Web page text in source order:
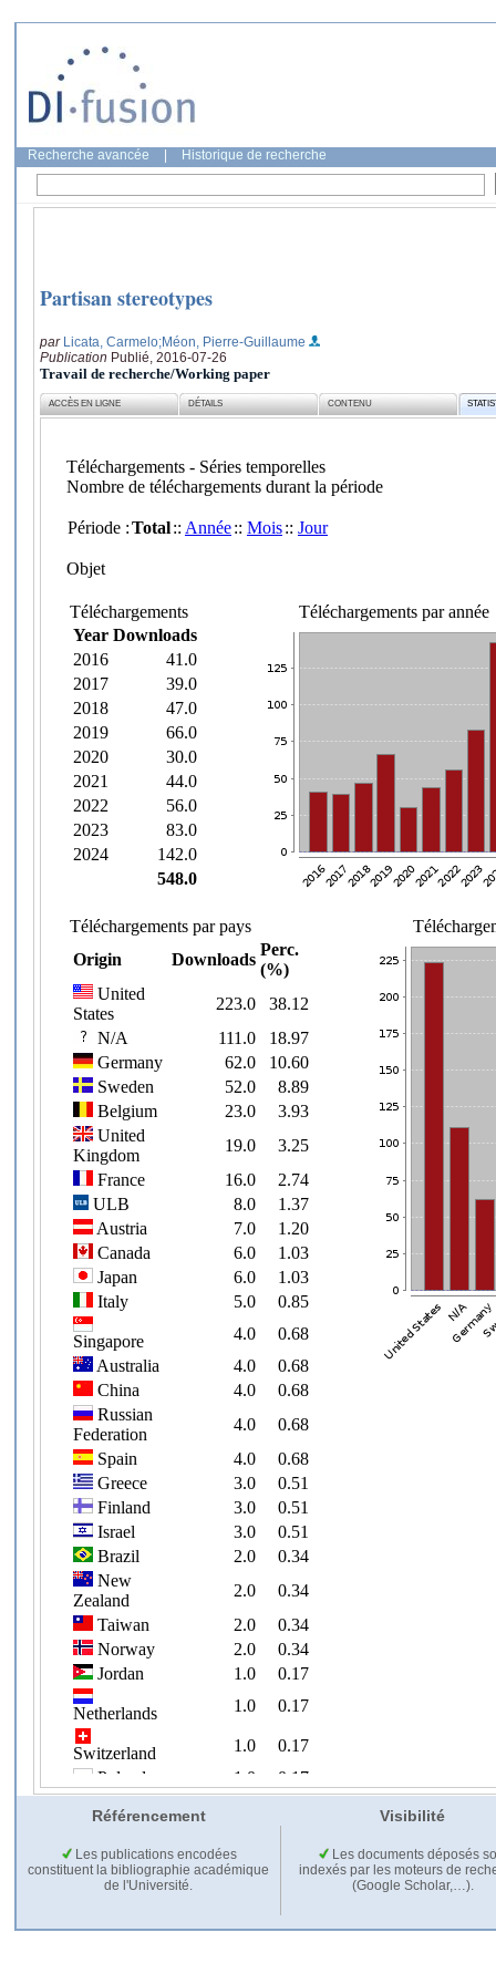
Recherche avancée Historique de recherche
Partisan stereotypes
par Licata, Carmelo;Méon, Pierre-Guillaume
Publication Publié, 2016-07-26
Travail de recherche/Working paper
ACCÈS EN LIGNE DÉTAILS CONTENU
Référencement Visibilité
Les publications encodées
constituent la bibliographie académique
de l'Université.
Les documents déposés
indexés par les moteurs de
(Google Scholar,…).